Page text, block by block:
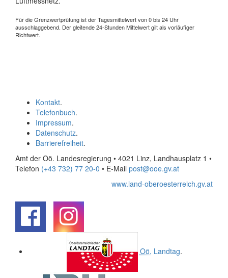
Für die Grenzwertprüfung ist der Tagesmittelwert von 0 bis 24 Uhr
ausschlaggebend. Der gleitende 24-Stunden Mittelwert gilt als vorläufiger
Richtwert.
Kontakt.
Telefonbuch.
Impressum.
Datenschutz.
Barrierefreiheit.
Amt der Oö. Landesregierung • 4021 Linz, Landhausplatz 1 •
Telefon (+43 732) 77 20-0 • E-Mail post@ooe.gv.at
www.land-oberoesterreich.gv.at
Oö. Landtag.